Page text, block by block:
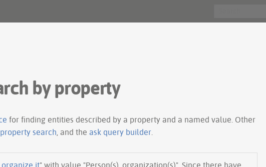
by property
for finding entities described by a property and a named value. Other
search , and the ask query builder
organize it" with value "Person(s), organization(s)". Since there have